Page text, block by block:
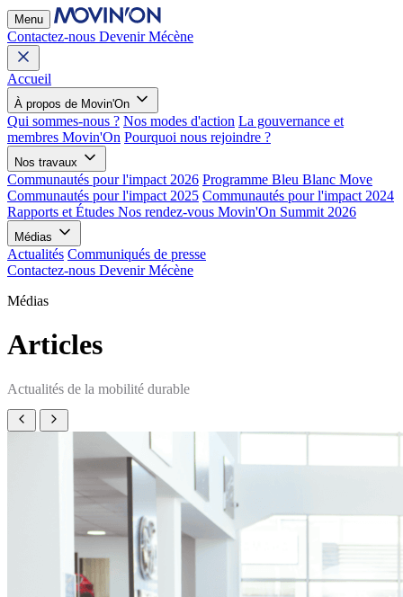
Menu
Contactez-nous Devenir Mécène
Accueil
À propos de Movin'On
Qui sommes-nous ? Nos modes d'action La gouvernance et
membres Movin'On Pourquoi nous rejoindre ?
Nos travaux
Communautés pour l'impact 2026 Programme Bleu Blanc Move
Communautés pour l'impact 2025 Communautés pour l'impact 2024
Rapports et Études Nos rendez-vous Movin'On Summit 2026
Médias
Actualités Communiqués de presse
Contactez-nous Devenir Mécène
Médias
Articles
Actualités de la mobilité durable